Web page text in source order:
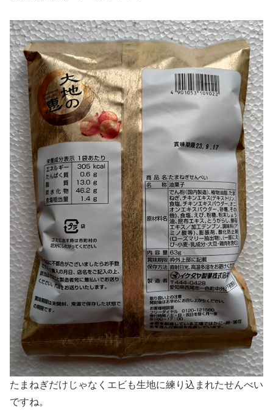
たまねぎだけじゃなくエビも生地に練り込まれたせんべい
ですね。